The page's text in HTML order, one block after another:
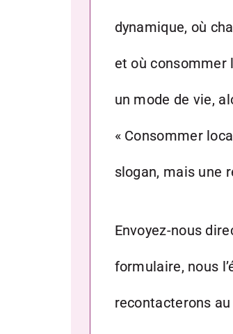
dynamique, où
et où consommer
un mode de vie,
« Consommer
slogan, mais une
Envoyez-nous
formulaire, nous
recontacterons